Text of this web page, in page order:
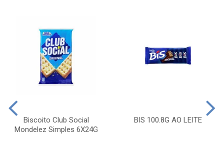
Biscoito Club Social
Mondelez Simples 6X24G
BIS 100.8G AO LEITE